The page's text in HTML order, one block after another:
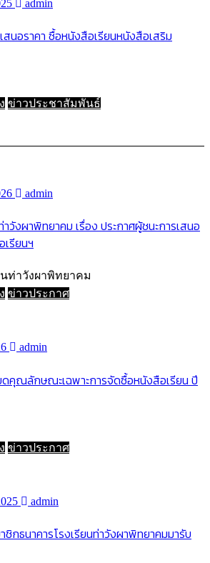
admin
สนอราคา ซื้อหนังสือเรียนหนังสือเสริม
ข่าวประชาสัมพันธ์
admin
าวังผาพิทยาคม เรื่อง ประกาศผู้ชนะการเสนอ
รียนฯ
นท่าวังผาพิทยาคม
ข่าวประกาศ
admin
ดคุณลักษณะเฉพาะการจัดซื้อหนังสือเรียน ปี
ข่าวประกาศ
admin
ชิกธนาคารโรงเรียนท่าวังผาพิทยาคมมารับ